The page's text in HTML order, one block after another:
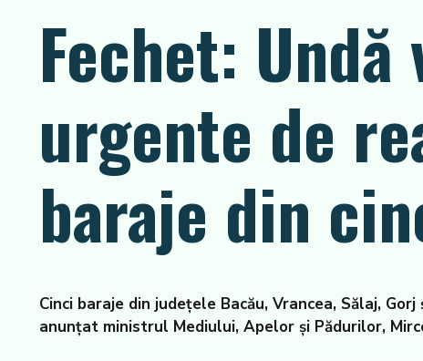
Fechet:
urgente de
baraje din
Cinci baraje din județele Bacău, Vrancea, Sălaj,
anunțat ministrul Mediului, Apelor și Pădurilor,